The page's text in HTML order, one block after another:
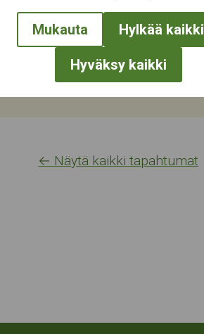
Mukauta Hylkää kaikki
Hyväksy kaikki
← Näytä kaikki tapahtumat